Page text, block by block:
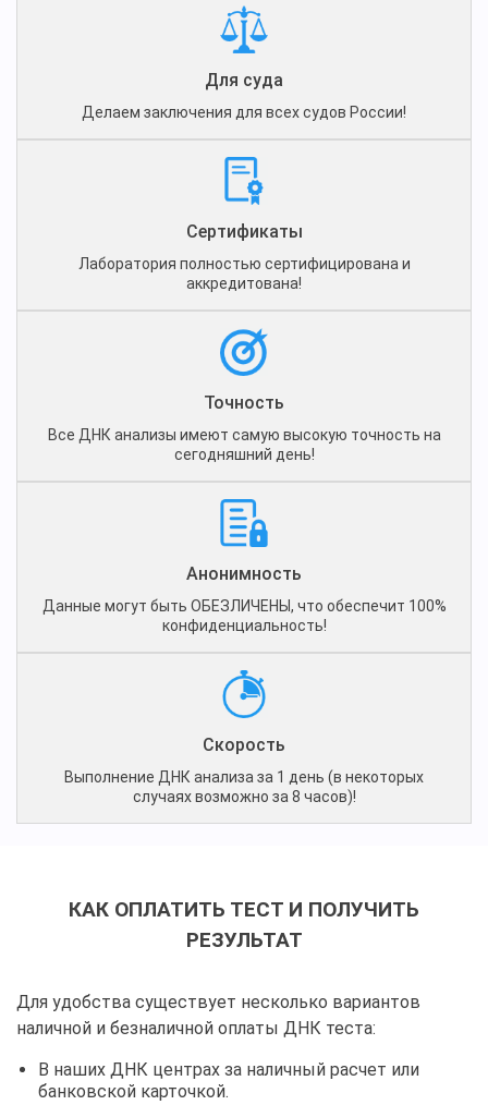
Для суда
Делаем заключения для всех судов России!
Сертификаты
Лаборатория полностью сертифицирована и
аккредитована!
Точность
Все ДНК анализы имеют самую высокую точность на
сегодняшний день!
Анонимность
Данные могут быть ОБЕЗЛИЧЕНЫ, что обеспечит 100%
конфиденциальность!
Скорость
Выполнение ДНК анализа за 1 день (в некоторых
случаях возможно за 8 часов)!
КАК ОПЛАТИТЬ ТЕСТ И ПОЛУЧИТЬ
РЕЗУЛЬТАТ
Для удобства существует несколько вариантов
наличной и безналичной оплаты ДНК теста:
В наших ДНК центрах за наличный расчет или
банковской карточкой.